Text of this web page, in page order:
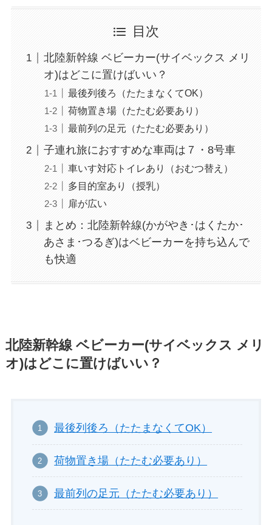
目次
北陸新幹線 ベビーカー(サイベックス メリ
オ)はどこに置けばいい？
最後列後ろ（たたまなくてOK）
荷物置き場（たたむ必要あり）
最前列の足元（たたむ必要あり）
子連れ旅におすすめな車両は７・8号車
車いす対応トイレあり（おむつ替え）
多目的室あり（授乳）
扉が広い
まとめ：北陸新幹線(かがやき･はくたか･
あさま･つるぎ)はベビーカーを持ち込んで
も快適
北陸新幹線 ベビーカー(サイベックス メリ
オ)はどこに置けばいい？
最後列後ろ（たたまなくてOK）
荷物置き場（たたむ必要あり）
最前列の足元（たたむ必要あり）